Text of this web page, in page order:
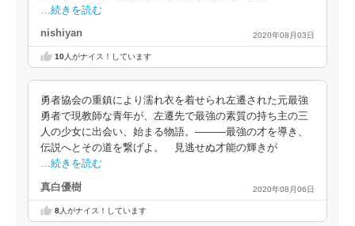
…続きを読む
nishiyan 2020年08月03日
10人がナイス！しています
勇者協会の重鎮により濡れ衣を着せられ左遷された元最強
勇者で現教師な青年が、左遷先で最強の素質の持ち主の三
人の少女に出会い、始まる物語。―――最強の才を導き、
伝説へとその道を繋げよ。 見逃せぬ才能の輝きが
…続きを読む
真白優樹 2020年08月06日
8人がナイス！しています